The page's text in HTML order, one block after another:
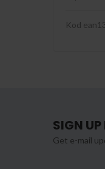
Kod
SIGN UP
Get e-mail